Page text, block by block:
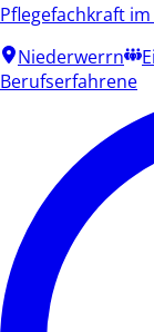
Pflegefachkraft
Niederwerrn
Berufserfahrene